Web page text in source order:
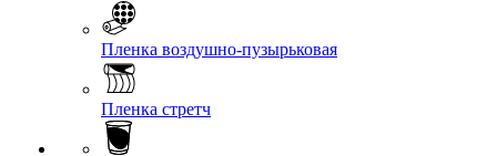
Пленка воздушно-пузырьковая
Пленка стретч